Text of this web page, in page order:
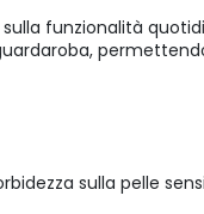
funzionalità
sulla pelle